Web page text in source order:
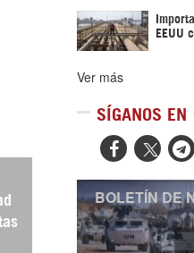
EEUU
Ver más
SÍGANOS EN

BOLETÍN DE